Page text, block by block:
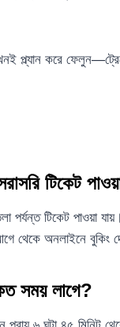
প্ল্যান করে
টিকেট
পর্যন্ত টিকেট
থেকে অনলাইনে বুকিং
সময় লাগে?